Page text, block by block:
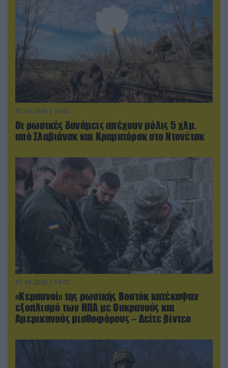
07.08.2026 | 08:02
Οι ρωσικές δυνάμεις απέχουν μόλις 5 χλμ.
από Σλαβιάνσκ και Κραματόρσκ στο Ντονέτσκ
07.08.2026 | 18:02
«Κεραυνοί» της ρωσικής Βοστόκ κατέκαψαν
εξοπλισμό των ΗΠΑ με Ουκρανούς και
Αμερικανούς μισθοφόρους – Δείτε βίντεο